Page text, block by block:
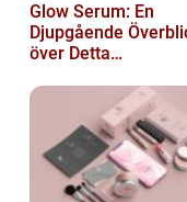
Glow Serum: En
Djupgående
över Detta